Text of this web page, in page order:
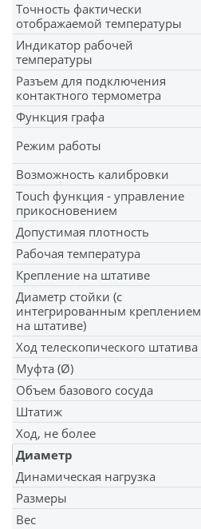
Точность фактически
отображаемой температуры
Индикатор рабочей
температуры
Разъем для подключения
контактного термометра
Функция графа
Режим работы
Возможность калибровки
Touch функция - управление
прикосновением
Допустимая плотность
Рабочая температура
Крепление на штативe
Диаметр стойки (с
интегрированным креплением
на штативе)
Ход телескопического штатива
Муфта (Ø)
Объем базового сосуда
Штатиж
Ход, не более
Диаметр
Динамическая нагрузка
Размеры
Вес